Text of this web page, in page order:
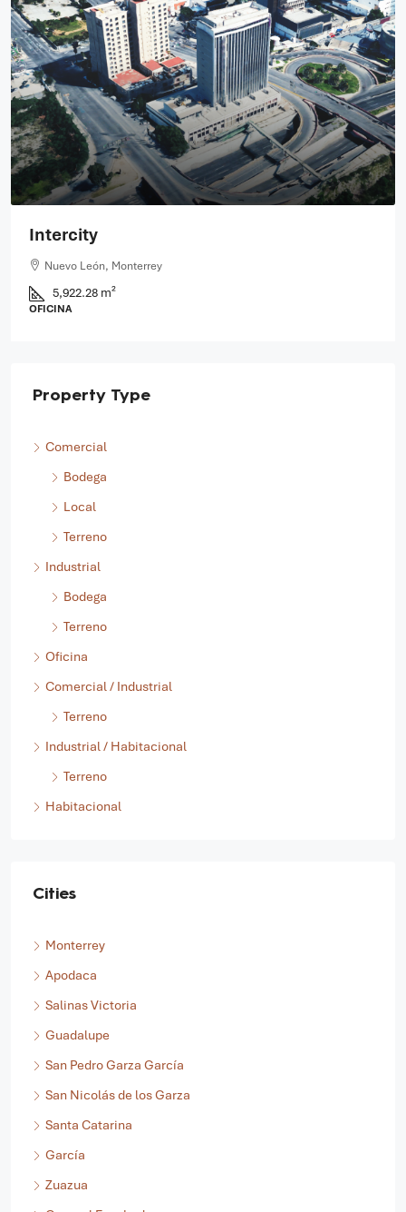
Santa Catarina
Carretera Monterrey - Saltillo, Santa Catarina, Nuevo León,
66358, México, Nuevo León, Santa Catarina
8,057.30 m²
Comercial
Bodega
Local
Terreno
Industrial
Bodega
Terreno
Oficina
Comercial / Industrial
Terreno
Industrial / Habitacional
Terreno
Monterrey
Apodaca
Salinas Victoria
Guadalupe
San Pedro Garza García
San Nicolás de los Garza
Santa Catarina
García
Zuazua